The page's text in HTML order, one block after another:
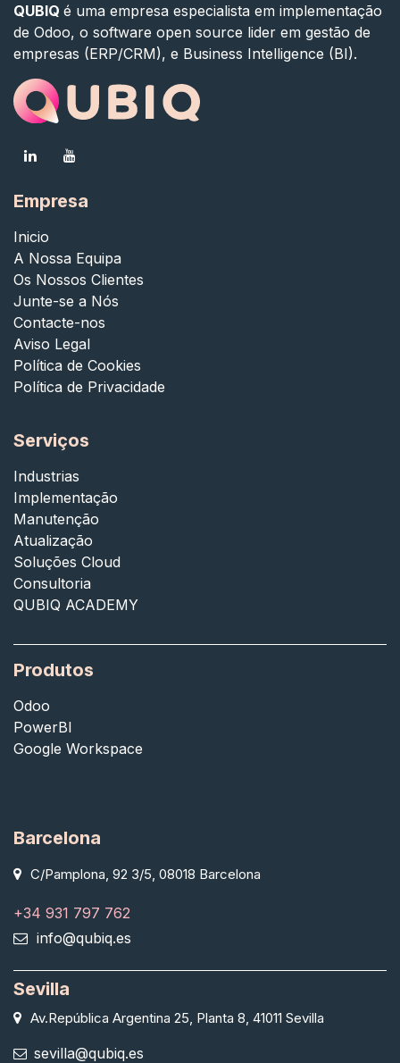
Serviços
Industrias
Implementação
Manutenção
Atualização
Soluções Cloud
Consultoria
QUBIQ ACADEMY
Produtos
Odoo
PowerBI
Google Workspace
Barcelona
C/Pamplona, 92 3/5, 08018 Barcelona
+34 931 797 762
info@qubiq.es
Sevilla
Av.República Argentina 25, Planta 8, 41011 Sevilla
sevilla@qubiq.es
Empresa
Inicio
A Nossa Equipa
Os Nossos Clientes
Junte-se a Nós
Contacte-nos
Aviso Legal
Política de Cookies
Política de Privacidade
QUBIQ é uma empresa especialista em implementação
de Odoo, o software open source lider em gestão de
empresas (ERP/CRM), e Business Intelligence (BI).